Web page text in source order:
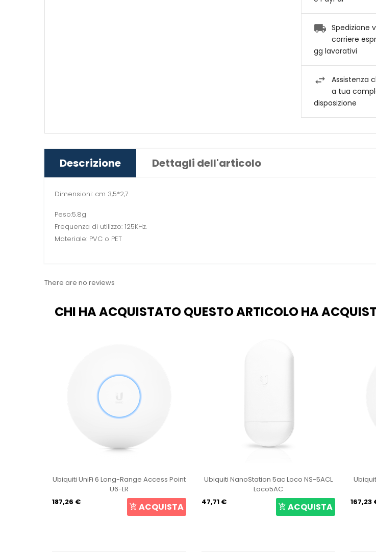
Spedizione
corriere
gg lavorativi
Assistenza
a tua
disposizione
Descrizione Dettagli dell'articolo
Dimensioni: cm 3,5*2,7
Peso:5.8g
Frequenza di utilizzo: 125KHz.
Materiale: PVC o PET
There are no reviews
CHI HA ACQUISTATO QUESTO ARTICOLO HA
Ubiquiti UniFi 6 Long-Range Access Point
U6-LR
187,26 €
ACQUISTA
Ubiquiti NanoStation 5ac Loco NS-5ACL
Loco5AC
47,71 €
ACQUISTA 167,23